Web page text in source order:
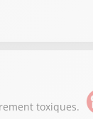
toxiques.